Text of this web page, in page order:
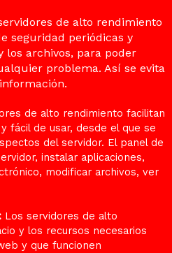
de alto rendimiento
seguridad periódicas y
los archivos, para poder
problema. Así se evita
de alto rendimiento facilitan
fácil de usar, desde el que se
del servidor. El panel de
instalar aplicaciones,
modificar archivos, ver
Los servidores de alto
y los recursos necesarios
y que funcionen